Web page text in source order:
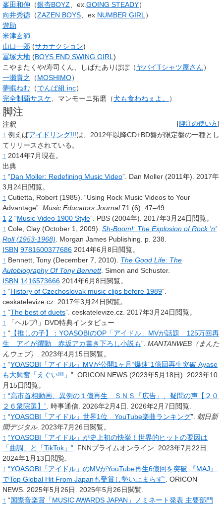
峯田和伸 （銀杏BOYZ 、ex. GOING STEADY）
向井秀徳 （ZAZEN BOYS 、ex. NUMBER GIRL ）
遊助
米津玄師
山口一郎 (サカナクション)
冨塚大地 (BOYS END SWING GIRL )
こやまたくや/寿司くん、しばたありぼぼ（ヤバイTシャツ屋さん）
一瀬貴之
（MOSHIMO）
夢眠ねむ （でんぱ組.inc）
完全制覇サスケ 、マンモーニ拓磨（犬も食わねぇよ。 ）
脚注
脚注の使い方
注釈
↑ 例えばアイドリング!!!は、2012年以降CD+BD盤が限定盤の一種とし
てリリースされている。
↑ 2014年7月現在。
出典
↑ “Dan Moller: Redefining Music Video”. Dan Moller (2011年).
2017年
3月24日閲覧。
↑ Cutietta, Robert (1985). “Using Rock Music Videos to Your
Advantage”. Music Educators Journal 71 (6): 47–49.
1 2 “Music Video 1900 Style”. PBS (2004年).
2017年3月24日閲覧。
↑ Cole, Clay (October 1, 2009). Sh-Boom!: The Explosion of Rock 'n'
Roll (1953-1968)
Morgan James Publishing. p. 238.
ISBN 9781600377686 2014年6月8日閲覧。
↑ Bennett, Tony (December 7, 2010).
The Good Life: The
Autobiography Of Tony Bennett. Simon and Schuster.
ISBN 1416573666 2014年6月8日閲覧。
↑ “History of Czechoslovak music clips before 1989”.
ceskatelevize.cz. 2017年3月24日閲覧。
↑ “The best of duets”. ceskatelevize.cz. 2017年3月24日閲覧。
↑
「ヘルプ!」DVD特典インタビュー
↑ “ 【推しの子】：YOASOBIのOP「アイドル」MVが話題 125万回再
生 アイが躍動 赤坂アカ書き下ろし小説も”. MANTANWEB（まんた
んウェブ）
2023年4月15日閲覧。
↑ “YOASOBI「アイドル」MVが公開1ヶ月“爆速”1億回再生突破 Ayase
も大興奮「えぐい!!!」 ”. ORICON NEWS (2023年5月18日).
2023年10
月15日閲覧。
↑ “高市首相動画、異例の１億再生 ＳＮＳ「広告」、疑問の声【２０
２６衆院選】” . 時事通信. 2026年2月4日 . 2026年2月7日閲覧
↑ “YOASOBI「アイドル」世界1位 YouTube楽曲ランキング”. 朝日新
聞デジタル. 2023年7月26日閲覧。
↑ “YOASOBI「アイドル」が史上初の快挙！世界的ヒットの要因は
「曲調」と「TikTok」” . FNNプライムオンライン. 2023年7月22日
2024年1月13日閲覧
↑ “YOASOBI「アイドル」のMVがYouTube再生6億回を突破 『MAJ』
でTop Global Hit From Japanも受賞し勢い止まらず” . ORICON
NEWS. 2025年5月26日
. 2025年5月26日閲覧
↑ “国際音楽賞「MUSIC AWARDS JAPAN」ノミネート発表 主要部門